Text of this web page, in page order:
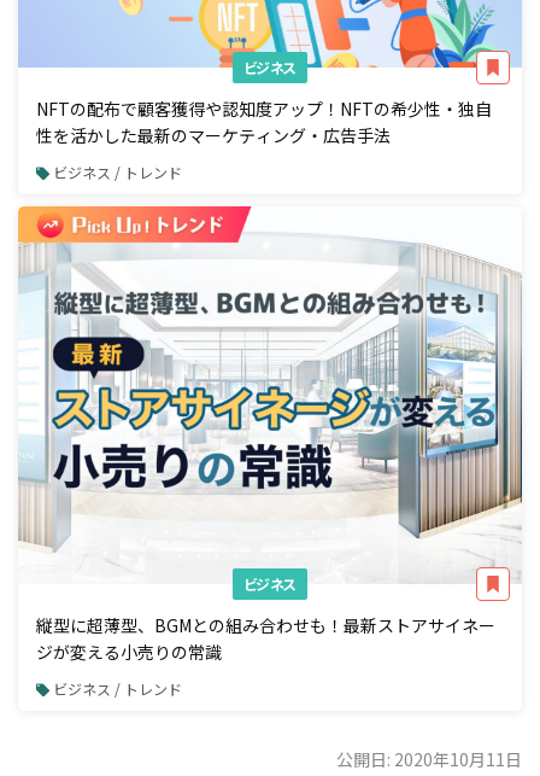
ビジネス
NFTの配布で顧客獲得や認知度アップ！NFTの希少性・独自
性を活かした最新のマーケティング・広告手法
ビジネス / トレンド
ビジネス
縦型に超薄型、BGMとの組み合わせも！最新ストアサイネー
ジが変える小売りの常識
ビジネス / トレンド
公開日: 2020年10月11日